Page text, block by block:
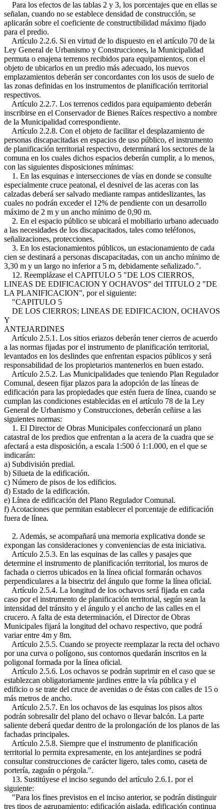
Para los efectos de las tablas 2 y 3, los porcentajes que en ellas se
señalan, cuando no se establece densidad de construcción, se
aplicarán sobre el coeficiente de constructibilidad máximo fijado
para el predio.
Artículo 2.2.6. Si en virtud de lo dispuesto en el artículo 70 de la
Ley General de Urbanismo y Construcciones, la Municipalidad
permuta o enajena terrenos recibidos para equipamientos, con el
objeto de ubicarlos en un predio más adecuado, los nuevos
emplazamientos deberán ser concordantes con los usos de suelo de
las zonas definidas en los instrumentos de planificación territorial
respectivos.
Artículo 2.2.7. Los terrenos cedidos para equipamiento deberán
inscribirse en el Conservador de Bienes Raíces respectivo a nombre
de la Municipalidad correspondiente.
Artículo 2.2.8. Con el objeto de facilitar el desplazamiento de
personas discapacitadas en espacios de uso público, el instrumento
de planificación territorial respectivo, determinará los sectores de la
comuna en los cuales dichos espacios deberán cumplir, a lo menos,
con las siguientes disposiciones mínimas:
1. En las esquinas e intersecciones de vías en donde se consulte
especialmente cruce peatonal, el desnivel de las aceras con las
calzadas deberá ser salvado mediante rampas antideslizantes, las
cuales no podrán exceder el 12% de pendiente con un desarrollo
máximo de 2 m y un ancho mínimo de 0,90 m.
2. En el espacio público se ubicará el mobiliario urbano adecuado
a las necesidades de los discapacitados, tales como teléfonos,
señalizaciones, protecciones.
3. En los estacionamientos públicos, un estacionamiento de cada
cien se destinará a personas discapacitadas, con un ancho mínimo de
3,30 m y un largo no inferior a 5 m, debidamente señalizado.".
12. Reemplázase el CAPITULO 5 "DE LOS CIERROS,
LINEAS DE EDIFICACION Y OCHAVOS" del TITULO 2 "DE
LA PLANIFICACION", por el siguiente:
"CAPITULO 5
DE LOS CIERROS; LINEAS DE EDIFICACION, OCHAVOS
Y
ANTEJARDINES
Artículo 2.5.1. Los sitios eriazos deberán tener cierros de acuerdo
a las normas fijadas por el instrumento de planificación territorial,
levantados en los deslindes que enfrentan espacios públicos y será
responsabilidad de los propietarios mantenerlos en buen estado.
Artículo 2.5.2. Las Municipalidades que teniendo Plan Regulador
Comunal, deseen fijar plazos para la adopción de las líneas de
edificación para las propiedades que estén fuera de línea, cuando se
cumplan las condiciones establecidas en el artículo 78 de la Ley
General de Urbanismo y Construcciones, deberán ceñirse a las
siguientes normas:
1. El Director de Obras Municipales confeccionará un plano
catastral de los predios que enfrentan a la acera de la cuadra que se
afectará a esta disposición, a escala 1:500 ó 1:1.000, en el que se
indicarán:
a) Subdivisión predial.
b) Silueta de la edificación.
c) Número de pisos de los edificios.
d) Estado de la edificación.
e) Línea de edificación del Plano Regulador Comunal.
f) Acotaciones que permitan establecer el porcentaje de edificación
fuera de línea.
2. Además, se acompañará una memoria explicativa donde se
expongan las consideraciones y conveniencias de esta iniciativa.
Artículo 2.5.3. En las esquinas de las calles y pasajes que
determine el instrumento de planificación territorial, los muros de
fachada o cierros ubicados en la línea oficial formarán ochavos
perpendiculares a la bisectriz del ángulo que forme la línea oficial.
Artículo 2.5.4. La longitud de los ochavos será fijada en cada
caso por el instrumento de planificación territorial, según sean la
intensidad del tránsito y el ángulo y el ancho de las calles en el
crucero. A falta de esta determinación, el Director de Obras
Municipales fijará la longitud del ochavo respectivo, que podrá
variar entre 4m y 8m.
Artículo 2.5.5. Cuando se proyecte reemplazar la recta del ochavo
por una curva o polígono, sus contornos quedarán inscritos en la
poligonal formada por la línea oficial.
Artículo 2.5.6. Los ochavos se podrán suprimir en el caso que se
establezcan obligatoriamente jardines entre la vía pública y el
edificio o se trate del cruce de avenidas o de éstas con calles de 15 o
más metros de ancho.
Artículo 2.5.7. En los ochavos de las esquinas los pisos altos
podrán sobresalir del plano del ochavo o llevar balcón. La parte
saliente deberá quedar dentro de la prolongación de los planos de las
fachadas principales.
Artículo 2.5.8. Siempre que el instrumento de planificación
territorial lo permita expresamente, en los antejardines se podrá
consultar construcciones de carácter ligero, tales como, caseta de
portería, zaguán o pérgola.".
13. Sustitúyese el inciso segundo del artículo 2.6.1. por el
siguiente:
"Para los fines previstos en el inciso anterior, se podrán distinguir
tres tipos de agrupamiento: edificación aislada, edificación continua